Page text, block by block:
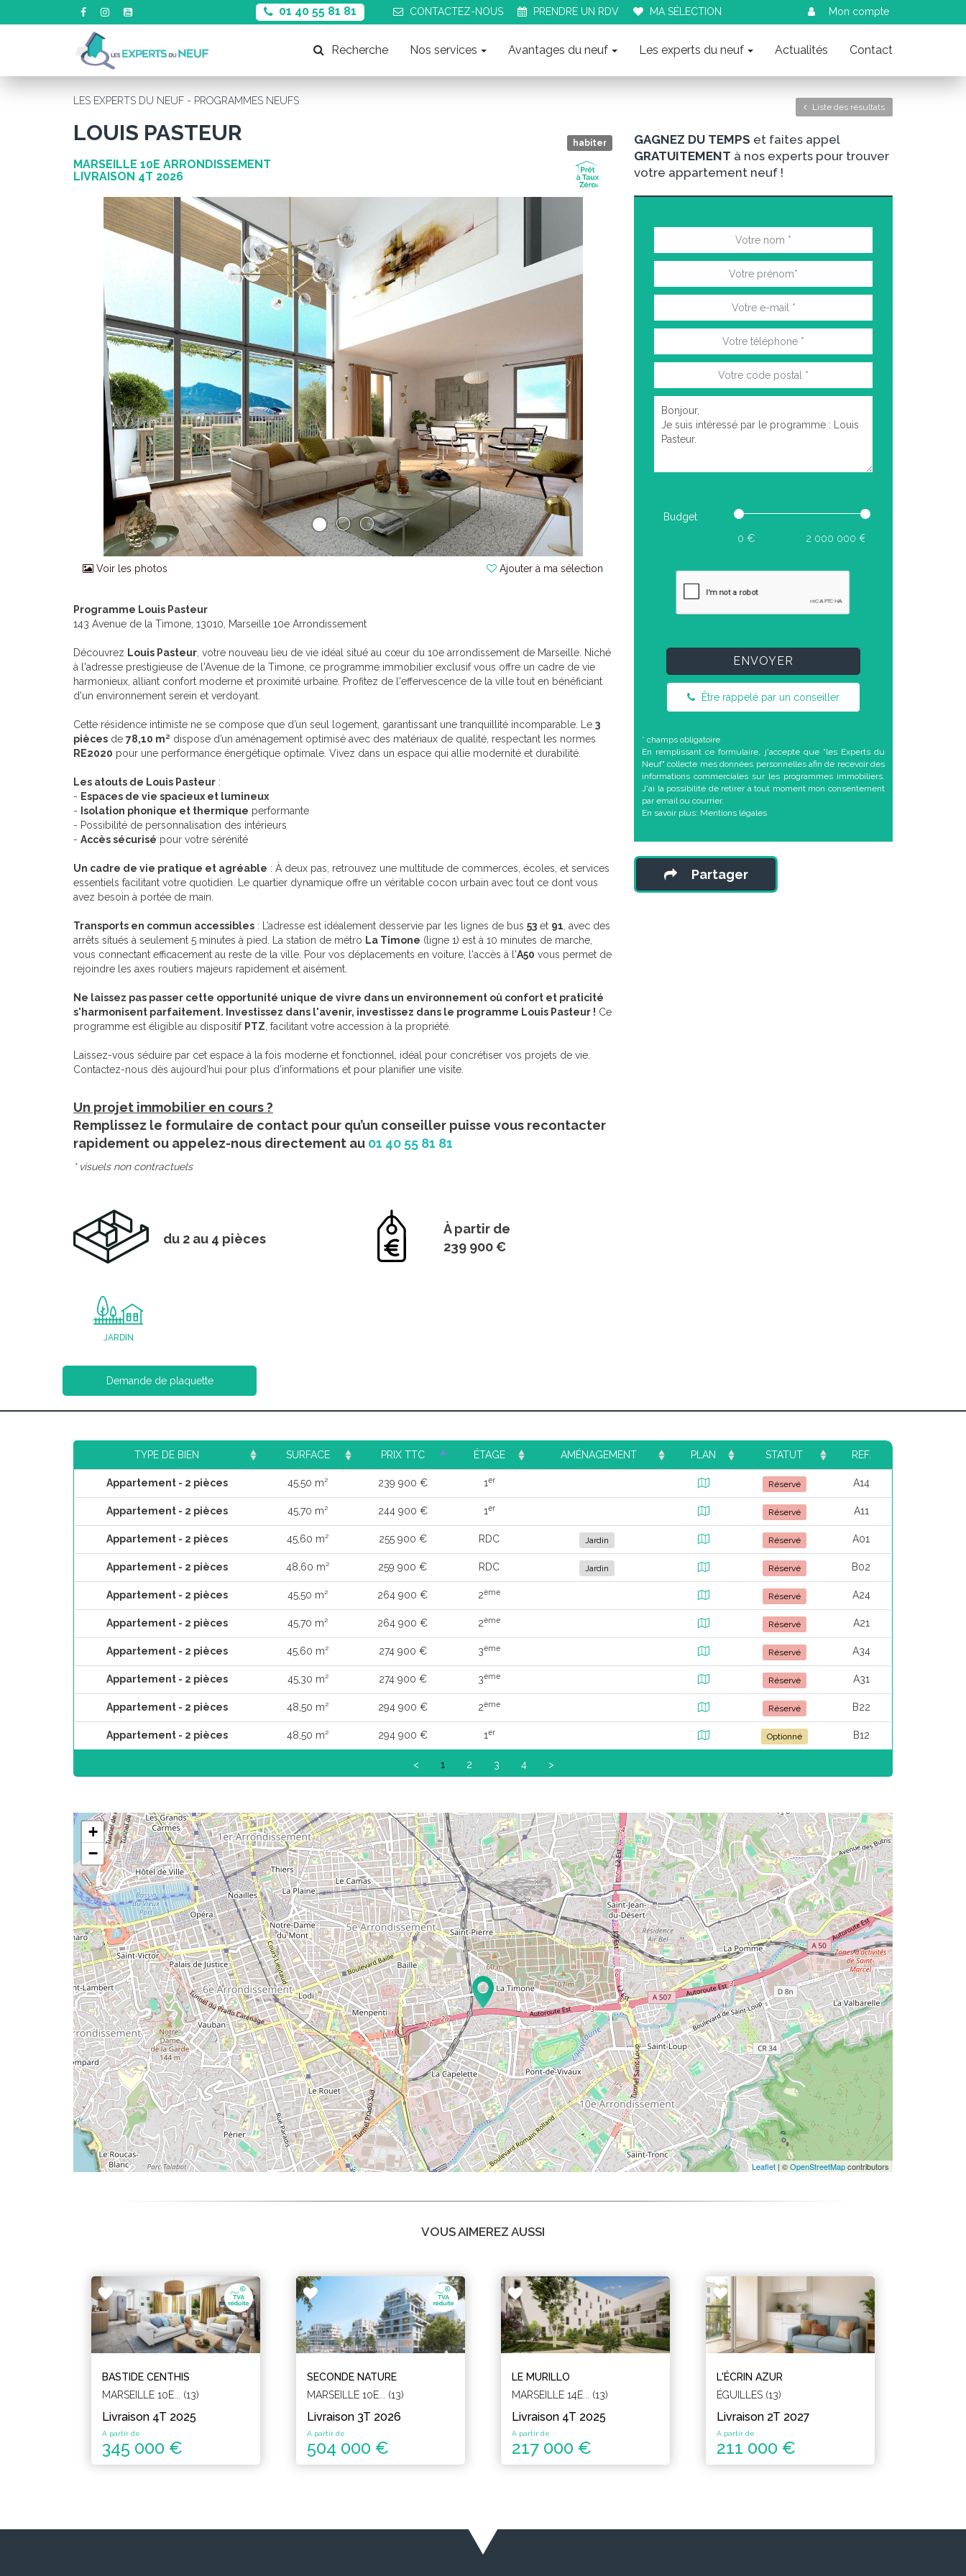
Mon compte
01 40 55 81 81 CONTACTEZ-NOUS PRENDRE UN RDV MA SÉLECTION
Recherche Nos services Avantages du neuf Les experts du neuf Actualités Contact
LES EXPERTS DU NEUF - PROGRAMMES NEUFS
Liste des résultats
habiter
LOUIS PASTEUR
MARSEILLE 10E ARRONDISSEMENT
LIVRAISON 4T 2026
Précédent
Voir les photos Ajouter à ma sélection
Programme Louis Pasteur
143 Avenue de la Timone, 13010, Marseille 10e Arrondissement
Découvrez Louis Pasteur , votre nouveau lieu de vie idéal situé au cœur du 10e arrondissement de Marseille. Niché
à l'adresse prestigieuse de l'Avenue de la Timone, ce programme immobilier exclusif vous offre un cadre de vie
harmonieux, alliant confort moderne et proximité urbaine. Profitez de l'effervescence de la ville tout en bénéficiant
d'un environnement serein et verdoyant.
Cette résidence intimiste ne se compose que d’un seul logement, garantissant une tranquillité incomparable. Le 3
pièces de 78,10 m² dispose d’un aménagement optimisé avec des matériaux de qualité, respectant les normes
RE2020 pour une performance énergétique optimale. Vivez dans un espace qui allie modernité et durabilité.
Les atouts de Louis Pasteur :
- Espaces de vie spacieux et lumineux
- Isolation phonique et thermique performante
- Possibilité de personnalisation des intérieurs
- Accès sécurisé pour votre sérénité
Un cadre de vie pratique et agréable : À deux pas, retrouvez une multitude de commerces, écoles, et services
essentiels facilitant votre quotidien. Le quartier dynamique offre un véritable cocon urbain avec tout ce dont vous
avez besoin à portée de main.
Transports en commun accessibles : L’adresse est idéalement desservie par les lignes de bus 53 et 91 , avec des
arrêts situés à seulement 5 minutes à pied. La station de métro La Timone (ligne 1) est à 10 minutes de marche,
vous connectant efficacement au reste de la ville. Pour vos déplacements en voiture, l'accès à l'A50 vous permet de
rejoindre les axes routiers majeurs rapidement et aisément.
Ne laissez pas passer cette opportunité unique de vivre dans un environnement où confort et praticité
s'harmonisent parfaitement. Investissez dans l'avenir, investissez dans le programme Louis Pasteur ! Ce
programme est éligible au dispositif PTZ , facilitant votre accession à la propriété.
Laissez-vous séduire par cet espace à la fois moderne et fonctionnel, idéal pour concrétiser vos projets de vie.
Contactez-nous dès aujourd’hui pour plus d’informations et pour planifier une visite.
Un projet immobilier en cours ?
Remplissez le formulaire de contact pour qu’un conseiller puisse vous recontacter
rapidement ou appelez-nous directement au 01 40 55 81 81
* visuels non contractuels
du 2 au 4 pièces
À partir de
239 900 €
JARDIN
Demande de plaquette
GAGNEZ DU TEMPS et faites appel
GRATUITEMENT à nos experts pour trouver
votre appartement neuf !
Budget
ENVOYER
Être rappelé par un conseiller
* champs obligatoire
En remplissant ce formulaire, j'accepte que "les Experts du
Neuf" collecte mes données personnelles afin de recevoir des
informations commerciales sur les programmes immobiliers.
J'ai la possibilité de retirer à tout moment mon consentement
par email ou courrier.
En savoir plus: Mentions légales
Partager
TYPE DE BIEN SURFACE PRIX TTC ÉTAGE AMÉNAGEMENT PLAN STATUT REF.
Appartement - 2 pièces 45,50 m² 239 900 € 1er Réservé A14
Appartement - 2 pièces 45,70 m² 244 900 € 1er Réservé A11
Appartement - 2 pièces 45,60 m² 255 900 € RDC Jardin Réservé A01
Appartement - 2 pièces 48,60 m² 259 900 € RDC Jardin Réservé B02
Appartement - 2 pièces 45,50 m² 264 900 € 2ème Réservé A24
Appartement - 2 pièces 45,70 m² 264 900 € 2ème Réservé A21
Appartement - 2 pièces 45,60 m² 274 900 € 3ème Réservé A34
Appartement - 2 pièces 45,30 m² 274 900 € 3ème Réservé A31
Appartement - 2 pièces 48,50 m² 294 900 € 2ème Réservé B22
Appartement - 2 pièces 48,50 m² 294 900 € 1er Optionné B12
< 1 2 3 4 >
+
−
Leaflet | ©OpenStreetMapcontributors
VOUS AIMEREZ AUSSI
BASTIDE CENTHIS
MARSEILLE 10E... (13)
Livraison 4T 2025
A partir de
345 000 €
SECONDE NATURE
MARSEILLE 10E... (13)
Livraison 3T 2026
A partir de
504 000 €
LE MURILLO
MARSEILLE 14E... (13)
Livraison 4T 2025
A partir de
217 000 €
L'ÉCRIN AZUR
ÉGUILLES (13)
Livraison 2T 2027
A partir de
211 000 €